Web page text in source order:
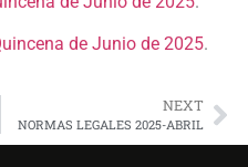
de Junio de 2025.
NEXT
NORMAS LEGALES 2025-ABRIL